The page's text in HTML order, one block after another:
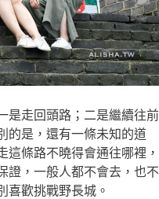
是走回頭路；二是繼續往前
的是，還有一條未知的道
這條路不曉得會通往哪裡，
證，一般人都不會去，也不
喜歡挑戰野長城。